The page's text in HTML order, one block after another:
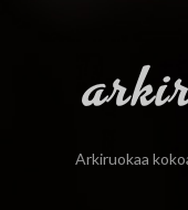
Arkiruokaa